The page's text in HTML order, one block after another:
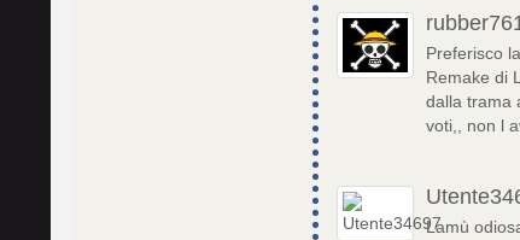
Preferisco
Remake di
dalla trama
voti,, non l
Lamù